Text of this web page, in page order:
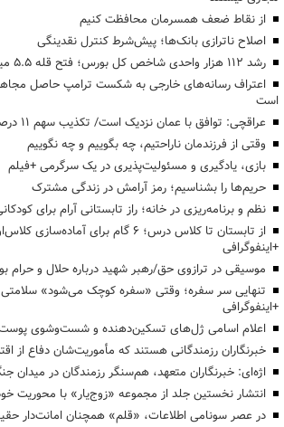
از نقاط ضعف همسرمان محافظت کنیم
اصلاح ناترازی بانک‌ها؛ پیش‌شرط کنترل نقدینگی
رشد ۱۱۲ هزار واحدی شاخص کل بورس؛ فتح قله ۵.۵ میلیون واحدی
اعتراف رسانه‌های خارجی به شکست ترامپ حاصل
است
عراقچی: توافق با عمان نزدیک است/ تکذیب سهم ۱۱ درصدی ایران از خزر
وقتی از فرزندمان ناراحتیم، چه بگوییم و چه نگوییم
بازی، یادگیری و مسئولیت‌پذیری در یک سرگرمی +فیلم
حریم‌ها را بشناسیم؛ رمز آرامش در زندگی مشترک
نظم و برنامه‌ریزی در خانه؛ راز تابستانی آرام برای
از تابستان تا کلاس درس؛ ۶ گام برای
+اینفوگرافی
موسیقی در ترازوی حق/رهبر شهید درباره حلال و حرام
تنهایی سر سفره؛ وقتی «سفره کوچک می‌شود»
+اینفوگرافی
اعلام اسامی ژل‌های تسکین‌دهنده و شست‌وشوی پوست
خبرنگاران رزمندگانی هستند که مأموریت‌شان دفاع از
اژه‌ای: خبرنگاران متعهد، هم‌سنگر رزمندگان در
انتشار نخستین جلد از مجموعه «زوج‌یار» با محوریت
در عصر سونامی اطلاعات، «قلم» همچنان امانت‌دار